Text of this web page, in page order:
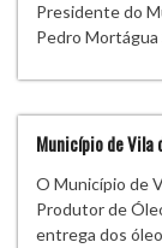
Presidente do
Pedro
Município de Vila
O Município de
Produtor de
entrega dos